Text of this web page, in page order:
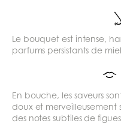
Le bouquet est intense,
parfums persistants de
En bouche, les saveurs
doux et merveilleusement
des notes subtiles de